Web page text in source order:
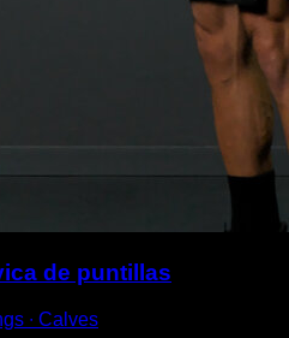
de puntillas
∙ Calves